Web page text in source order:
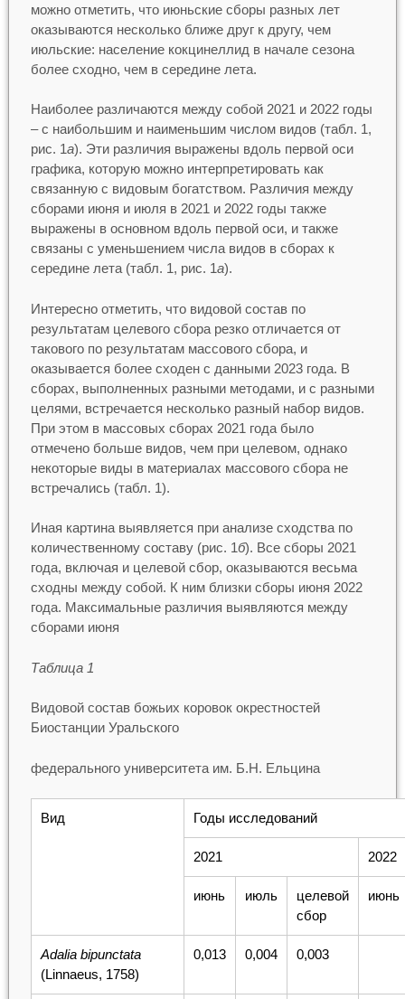
можно отметить, что июньские сборы разных лет
оказываются несколько ближе друг к другу, чем
июльские: население кокцинеллид в начале сезона
более сходно, чем в середине лета.
Наиболее различаются между собой 2021 и 2022 годы
– с наибольшим и наименьшим числом видов (табл. 1,
рис. 1а). Эти различия выражены вдоль первой оси
графика, которую можно интерпретировать как
связанную с видовым богатством. Различия между
сборами июня и июля в 2021 и 2022 годы также
выражены в основном вдоль первой оси, и также
связаны с уменьшением числа видов в сборах к
середине лета (табл. 1, рис. 1а).
Интересно отметить, что видовой состав по
результатам целевого сбора резко отличается от
такового по результатам массового сбора, и
оказывается более сходен с данными 2023 года. В
сборах, выполненных разными методами, и с разными
целями, встречается несколько разный набор видов.
При этом в массовых сборах 2021 года было
отмечено больше видов, чем при целевом, однако
некоторые виды в материалах массового сбора не
встречались (табл. 1).
Иная картина выявляется при анализе сходства по
количественному составу (рис. 1б). Все сборы 2021
года, включая и целевой сбор, оказываются весьма
сходны между собой. К ним близки сборы июня 2022
года. Максимальные различия выявляются между
сборами июня
Таблица 1
Видовой состав божьих коровок окрестностей
Биостанции Уральского
федерального университета им. Б.Н. Ельцина
Вид Годы исследований
2021 2022
июнь июль
целевой
сбор
июнь
Adalia bipunctata
(Linnaeus, 1758)
0,013 0,004 0,003